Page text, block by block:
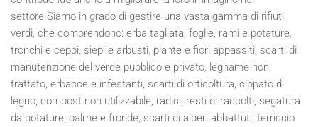
settore.Siamo in grado di gestire una vasta gamma di rifiuti
verdi, che comprendono: erba tagliata, foglie, rami e potature,
tronchi e ceppi, siepi e arbusti, piante e fiori appassiti, scarti di
manutenzione del verde pubblico e privato, legname non
trattato, erbacce e infestanti, scarti di orticoltura, cippato di
legno, compost non utilizzabile, radici, resti di raccolti, segatura
da potature, palme e fronde, scarti di alberi abbattuti, terriccio